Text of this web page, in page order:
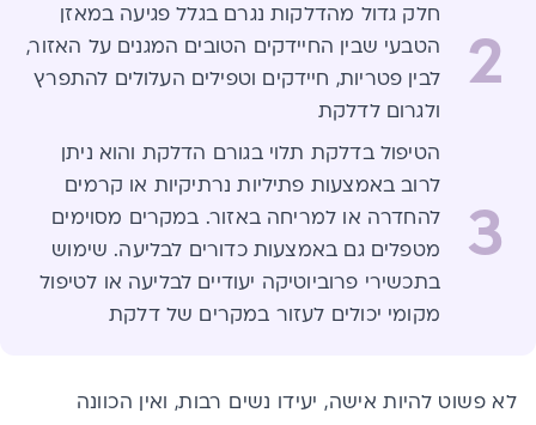
2
חלק גדול מהדלקות נגרם בגלל פגיעה במאזן
הטבעי שבין החיידקים הטובים המגנים על האזור,
לבין פטריות, חיידקים וטפילים העלולים להתפרץ
ולגרום לדלקת
3
הטיפול בדלקת תלוי בגורם הדלקת והוא ניתן
לרוב באמצעות פתיליות נרתיקיות או קרמים
להחדרה או למריחה באזור. במקרים מסוימים
מטפלים גם באמצעות כדורים לבליעה. שימוש
בתכשירי פרוביוטיקה יעודיים לבליעה או לטיפול
מקומי יכולים לעזור במקרים של דלקת
לא פשוט להיות אישה, יעידו נשים רבות, ואין הכוונה